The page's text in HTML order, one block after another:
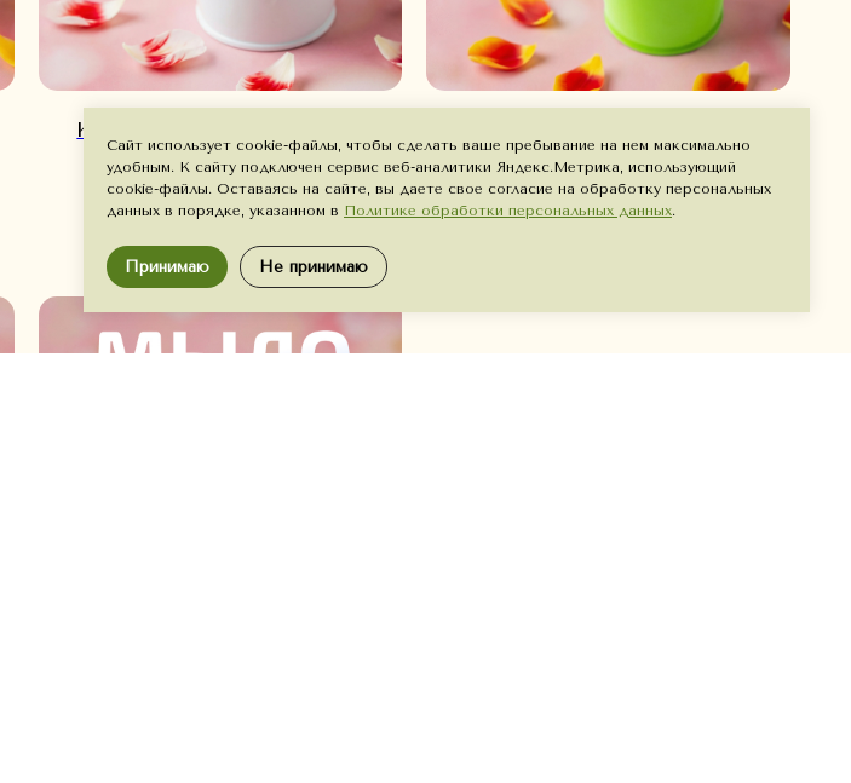
Красно-белые тюльпаны в
ведёрке
ведёрке
ДОСТАВКА И ОПЛАТА КОНТАКТЫ
Сайт использует cookie-файлы, чтобы сделать ваше пребывание на нем максимально
удобным. К cайту подключен сервис веб-аналитики Яндекс.Метрика, использующий
cookie-файлы. Оставаясь на сайте, вы даете свое согласие на обработку персональных
данных в порядке, указанном в Политике обработки персональных данных.
Принимаю Не принимаю